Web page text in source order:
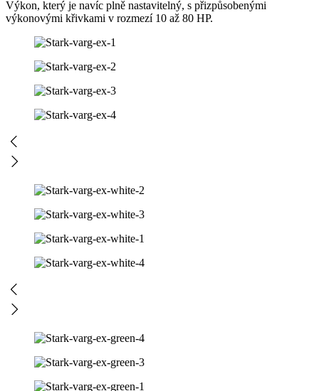
Výkon, který je navíc plně nastavitelný, s přizpůsobenými
výkonovými křivkami v rozmezí 10 až 80 HP.